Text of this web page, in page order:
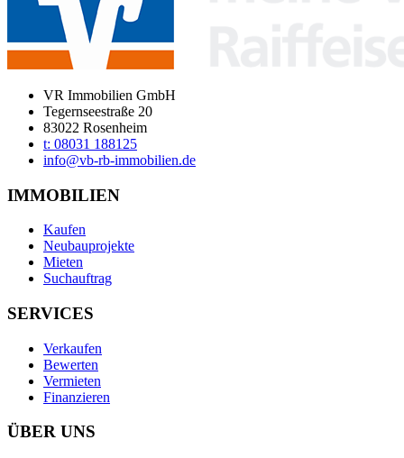
VR Immobilien GmbH
Tegernseestraße 20
83022 Rosenheim
t: 08031 188125
info@vb-rb-immobilien.de
IMMOBILIEN
Kaufen
Neubauprojekte
Mieten
Suchauftrag
SERVICES
Verkaufen
Bewerten
Vermieten
Finanzieren
ÜBER UNS